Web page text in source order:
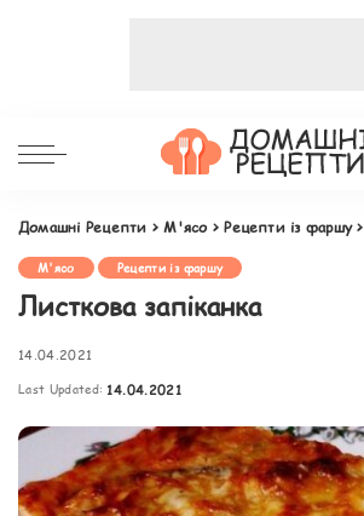
Домашні Рецепти >М'ясо>Рецепти із фаршу>
М'ясо Рецепти із фаршу
Листкова запіканка
14.04.2021
Last Updated: 14.04.2021